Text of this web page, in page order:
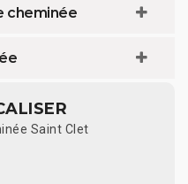
cheminée
Saint Clet